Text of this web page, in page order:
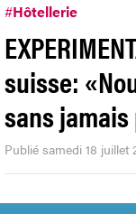
#Hôtellerie
suisse:
sans
Publié samedi 18 juillet